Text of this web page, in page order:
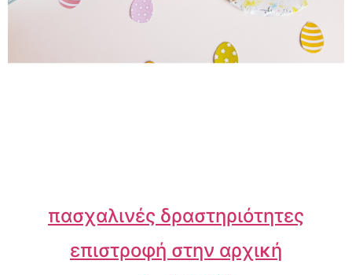
πασχαλινές δραστηριότητες
επιστροφή στην αρχική